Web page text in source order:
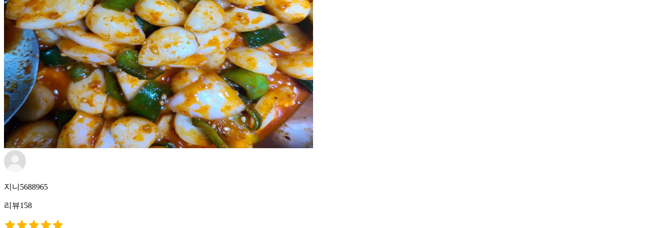
지니5688965
리뷰158